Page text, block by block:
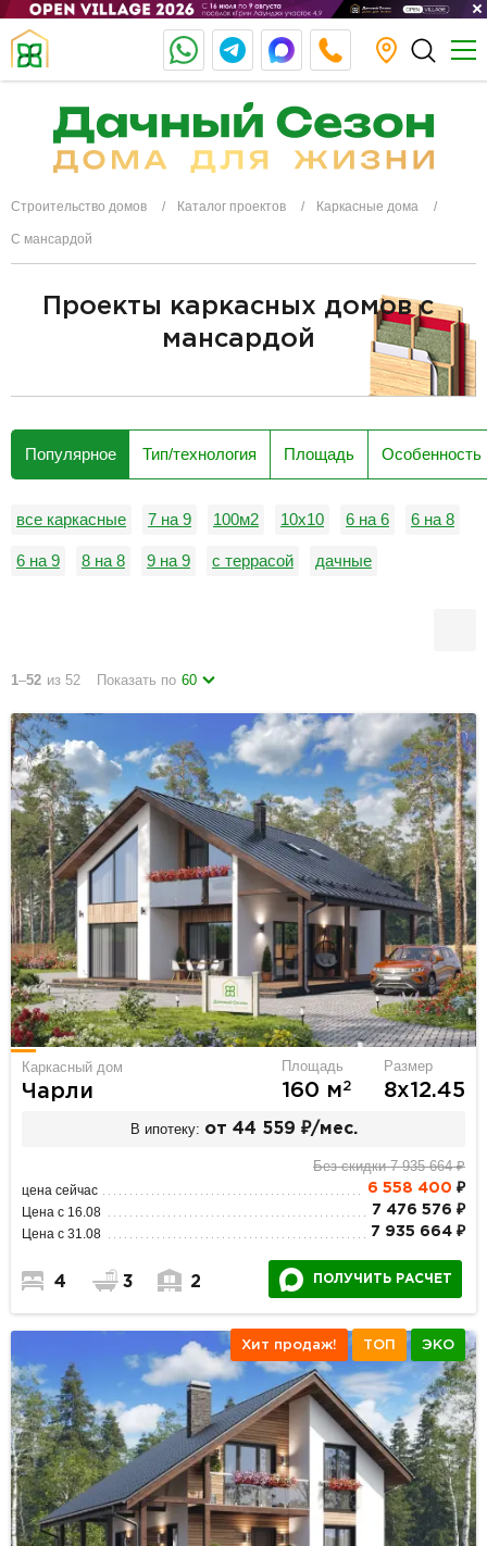
Строительство домов Каталог проектов Каркасные дома
С мансардой
Проекты каркасных домов с
мансардой
Популярное Тип/технология Площадь Особенность
все каркасные 7 на 9 100м2 10х10 6 на 6 6 на 8
6 на 9 8 на 8 9 на 9 с террасой дачные
1–52 из 52 Показать по 60
Каркасный дом
Чарли
Площадь
160 м2
Размер
8х12.45
В ипотеку: от 44 559 ₽/мес.
Без скидки 7 935 664 ₽
цена сейчас 6 558 400 ₽
Цена с 16.08 7 476 576 ₽
Цена с 31.08 7 935 664 ₽
4 3 2 ПОЛУЧИТЬ РАСЧЕТ
Хит продаж! ТОП ЭКО